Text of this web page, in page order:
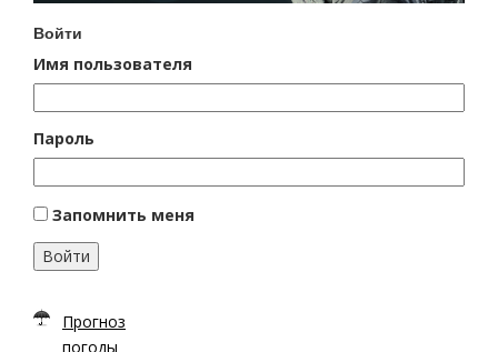
Войти
Имя пользователя
Пароль
Запомнить меня
Войти
Прогноз
погоды